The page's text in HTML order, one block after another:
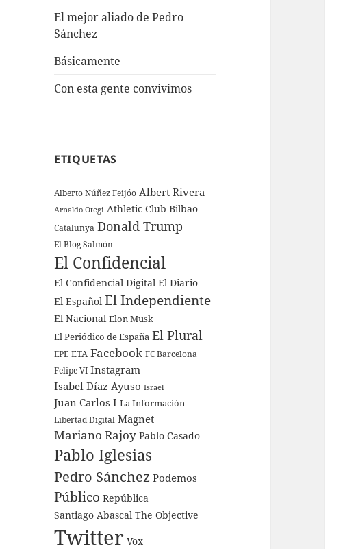
El mejor aliado de Pedro
Sánchez
Básicamente
Con esta gente convivimos
ETIQUETAS
Alberto Núñez Feijóo Albert Rivera
Arnaldo Otegi Athletic Club Bilbao
Catalunya Donald Trump
El Blog Salmón
El Confidencial
El Confidencial Digital El Diario
El Español El Independiente
El Nacional Elon Musk
El Periódico de España El Plural
EPE ETA Facebook FC Barcelona
Felipe VI Instagram
Isabel Díaz Ayuso Israel
Juan Carlos I La Información
Libertad Digital Magnet
Mariano Rajoy Pablo Casado
Pablo Iglesias
Pedro Sánchez Podemos
Público República
Santiago Abascal The Objective
Twitter Vox